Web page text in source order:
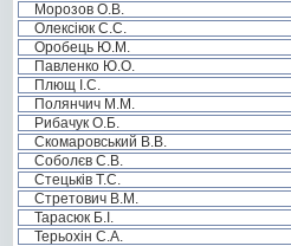
Морозов О.В.
Олексіюк С.С.
Оробець Ю.М.
Павленко Ю.О.
Плющ І.С.
Полянчич М.М.
Рибачук О.Б.
Скомаровський В.В.
Соболєв С.В.
Стецьків Т.С.
Стретович В.М.
Тарасюк Б.І.
Терьохін С.А.